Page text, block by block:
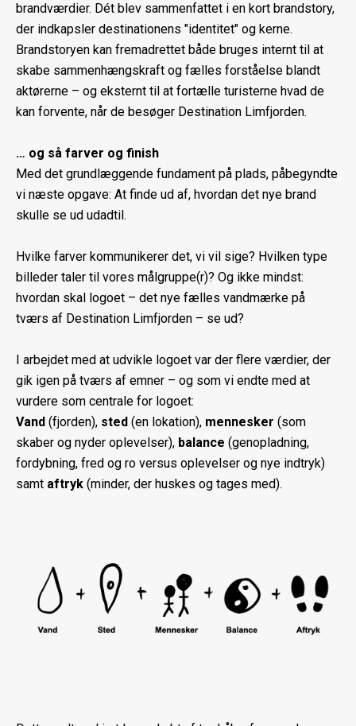
brandværdier. Dét blev sammenfattet i en kort brandstory,
der indkapsler destinationens "identitet" og kerne.
Brandstoryen kan fremadrettet både bruges internt til at
skabe sammenhængskraft og fælles forståelse blandt
aktørerne – og eksternt til at fortælle turisterne hvad de
kan forvente, når de besøger Destination Limfjorden.
… og så farver og finish
Med det grundlæggende fundament på plads, påbegyndte
vi næste opgave: At finde ud af, hvordan det nye brand
skulle se ud udadtil.
Hvilke farver kommunikerer det, vi vil sige? Hvilken type
billeder taler til vores målgruppe(r)? Og ikke mindst:
hvordan skal logoet – det nye fælles vandmærke på
tværs af Destination Limfjorden – se ud?
I arbejdet med at udvikle logoet var der flere værdier, der
gik igen på tværs af emner – og som vi endte med at
vurdere som centrale for logoet:
Vand (fjorden), sted (en lokation), mennesker (som
skaber og nyder oplevelser), balance (genopladning,
fordybning, fred og ro versus oplevelser og nye indtryk)
samt aftryk (minder, der huskes og tages med).